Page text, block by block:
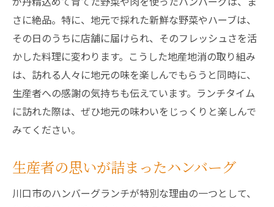
さに絶品。特に、地元で採れた新鮮な野菜やハーブは、
その日のうちに店舗に届けられ、そのフレッシュさを活
かした料理に変わります。こうした地産地消の取り組み
は、訪れる人々に地元の味を楽しんでもらうと同時に、
生産者への感謝の気持ちも伝えています。ランチタイム
に訪れた際は、ぜひ地元の味わいをじっくりと楽しんで
みてください。
生産者の思いが詰まったハンバーグ
川口市のハンバーグランチが特別な理由の一つとして、